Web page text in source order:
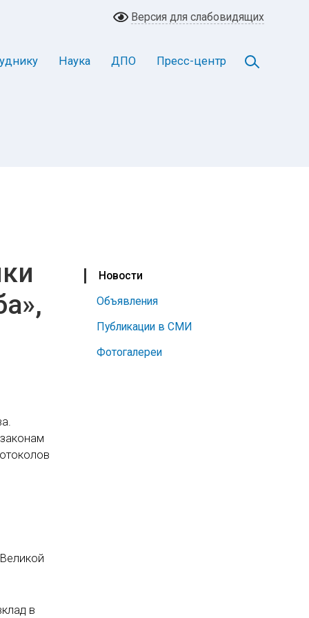
Версия для слабовидящих
Наука ДПО Пресс-центр
Новости
Объявления
Публикации в СМИ
Фотогалереи
в